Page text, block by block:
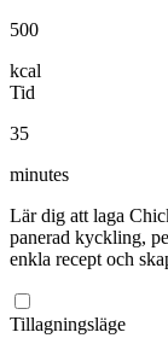
500
kcal
Tid
35
minutes
Lär dig att laga
panerad kyckling,
enkla recept och
Tillagningsläge